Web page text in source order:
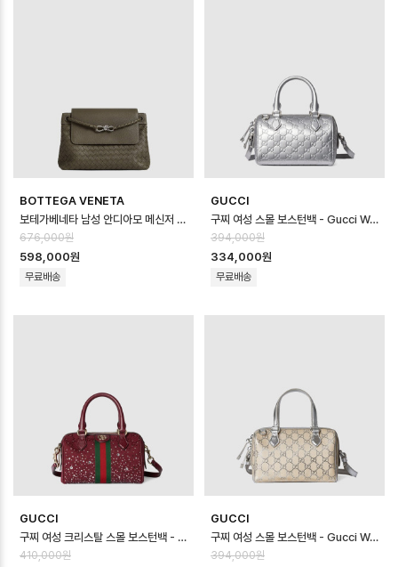
BOTTEGA VENETA
보테가베네타 남성 안디아모 메신저 백 - Bottega veneta Mens Andiamo…
676,000원
598,000원
무료배송
GUCCI
구찌 여성 스몰 보스턴백 - Gucci Womens Small Boston Bag - gu…
394,000원
334,000원
무료배송
GUCCI
구찌 여성 크리스탈 스몰 보스턴백 - Gucci Womens Crystal Small Bo…
410,000원
GUCCI
구찌 여성 스몰 보스턴백 - Gucci Womens Small Boston Bag - gu…
394,000원